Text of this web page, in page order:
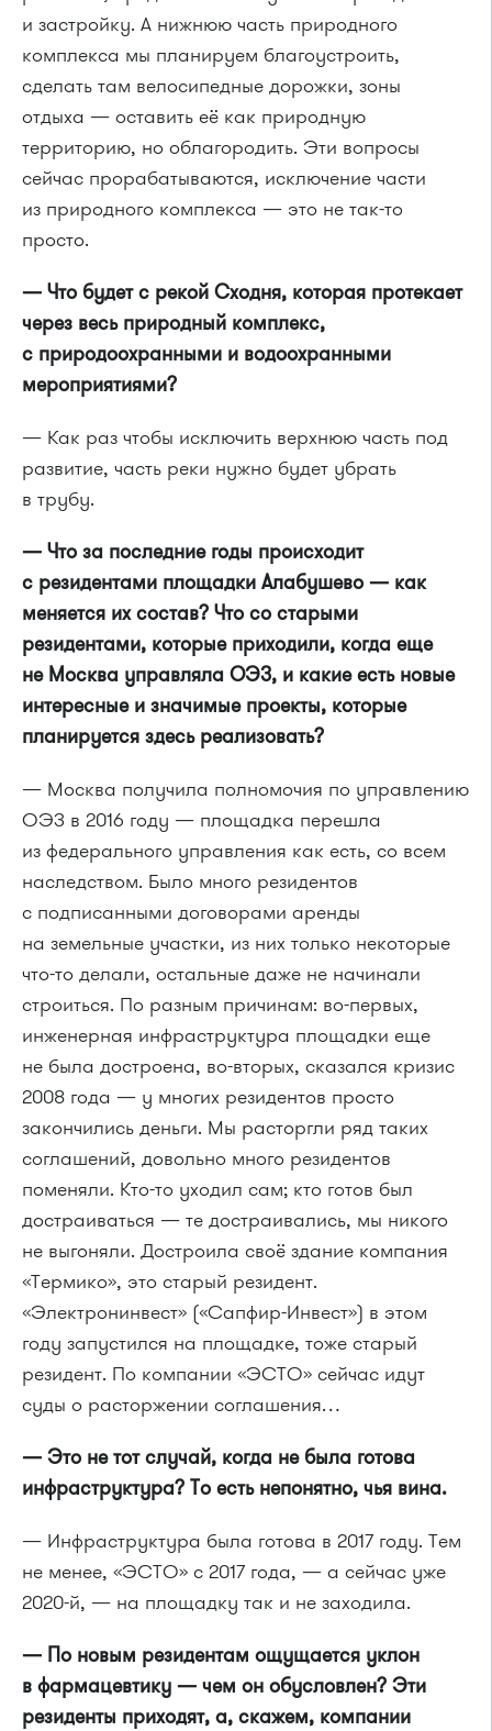
и застройку. А нижнюю часть природного
комплекса мы планируем благоустроить,
сделать там велосипедные дорожки, зоны
отдыха — оставить её как природную
территорию, но облагородить. Эти вопросы
сейчас прорабатываются, исключение части
из природного комплекса — это не так-то
просто.
— Что будет с рекой Сходня, которая протекает
через весь природный комплекс,
с природоохранными и водоохранными
мероприятиями?
— Как раз чтобы исключить верхнюю часть под
развитие, часть реки нужно будет убрать
в трубу.
— Что за последние годы происходит
с резидентами площадки Алабушево — как
меняется их состав? Что со старыми
резидентами, которые приходили, когда еще
не Москва управляла ОЭЗ, и какие есть новые
интересные и значимые проекты, которые
планируется здесь реализовать?
— Москва получила полномочия по управлению
ОЭЗ в 2016 году — площадка перешла
из федерального управления как есть, со всем
наследством. Было много резидентов
с подписанными договорами аренды
на земельные участки, из них только некоторые
что-то делали, остальные даже не начинали
строиться. По разным причинам: во-первых,
инженерная инфраструктура площадки еще
не была достроена, во-вторых, сказался кризис
2008 года — у многих резидентов просто
закончились деньги. Мы расторгли ряд таких
соглашений, довольно много резидентов
поменяли. Кто-то уходил сам; кто готов был
достраиваться — те достраивались, мы никого
не выгоняли. Достроила своё здание компания
«Термико», это старый резидент.
«Электронинвест» («Сапфир-Инвест») в этом
году запустился на площадке, тоже старый
резидент. По компании «ЭСТО» сейчас идут
суды о расторжении соглашения…
— Это не тот случай, когда не была готова
инфраструктура? То есть непонятно, чья вина.
— Инфраструктура была готова в 2017 году. Тем
не менее, «ЭСТО» с 2017 года, — а сейчас уже
2020-й, — на площадку так и не заходила.
— По новым резидентам ощущается уклон
в фармацевтику — чем он обусловлен? Эти
резиденты приходят, а, скажем, компании